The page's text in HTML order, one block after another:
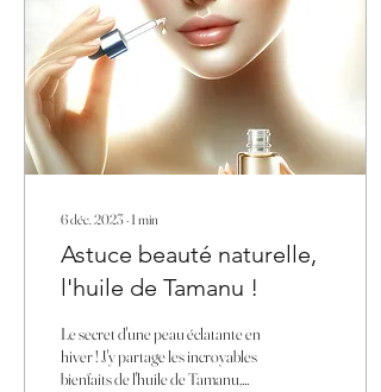
6 déc. 2023∙ 1 min
Astuce beauté naturelle,
l'huile de Tamanu !
Le secret d'une peau éclatante en
hiver ! J'y partage les incroyables
bienfaits de l'huile de Tamanu,